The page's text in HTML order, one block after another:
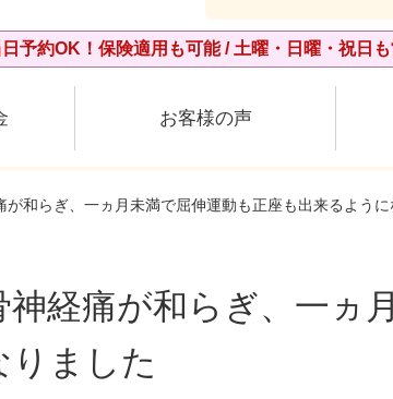
日予約OK！保険適用も可能 / 土曜・日曜・祝日
お客様の声
和らぎ、一ヵ月未満で屈伸運動も正座も出来るように
経痛が和らぎ、一ヵ
りました